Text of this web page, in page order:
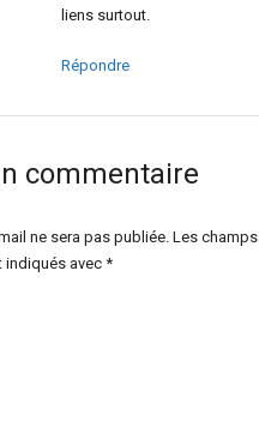
liens surtout.
Répondre
commentaire
ne sera pas publiée. Les champs
avec *